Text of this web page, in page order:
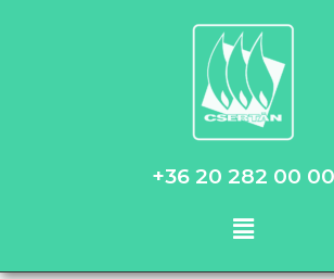
+36 20 282 00 00